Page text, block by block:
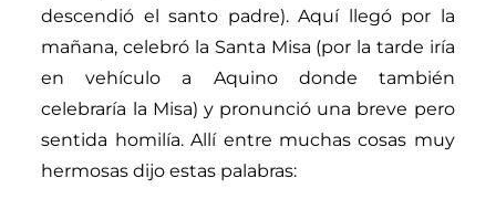
descendió el santo padre). Aquí llegó por la
mañana, celebró la Santa Misa (por la tarde iría
en vehículo a Aquino donde también
celebraría la Misa) y pronunció una breve pero
sentida homilía. Allí entre muchas cosas muy
hermosas dijo estas palabras: